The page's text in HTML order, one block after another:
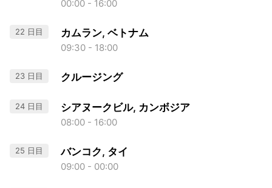
00:00 - 16:00
22 日目 カムラン, ベトナム
09:30 - 18:00
23 日目 クルージング
24 日目 シアヌークビル, カンボジア
08:00 - 16:00
25 日目 バンコク, タイ
09:00 - 00:00